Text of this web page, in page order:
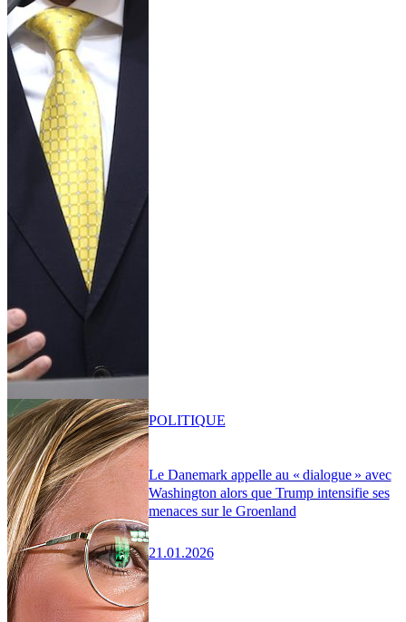
Le Danemark appelle au « dialogue » avec
Washington alors que Trump intensifie ses
menaces sur le Groenland
21.01.2026
POLITIQUE